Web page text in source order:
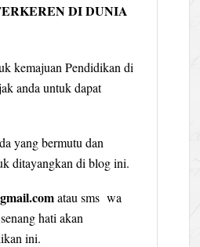
DI DUNIA
kemajuan Pendidikan di
anda untuk dapat
yang bermutu dan
ditayangkan di blog ini.
atau sms wa
hati akan
ini.